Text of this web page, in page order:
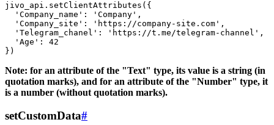
jivo_api.setClientAttributes({
  'Company_name': 'Company',
  'Company_site': 'https://company-site.com',
  'Telegram_chanel': 'https://t.me/telegram-channel',
  'Age': 42
Note: for an attribute of the "Text" type, its value is a string (in
quotation marks), and for an attribute of the "Number" type, it
is a number (without quotation marks).
setCustomData#